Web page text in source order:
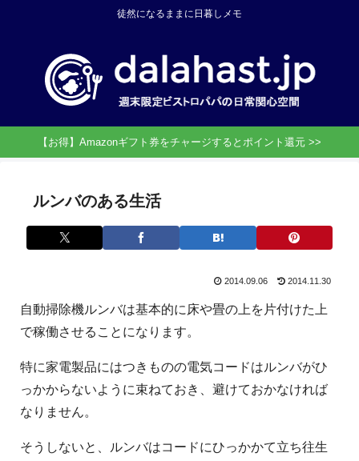
徒然になるままに日暮しメモ
【お得】Amazonギフト券をチャージするとポイント還元 >>
ルンバのある生活
2014.09.06 2014.11.30
自動掃除機ルンバは基本的に床や畳の上を片付けた上
で稼働させることになります。
特に家電製品にはつきものの電気コードはルンバがひ
っかからないように束ねておき、避けておかなければ
なりません。
そうしないと、ルンバはコードにひっかかて立ち往生